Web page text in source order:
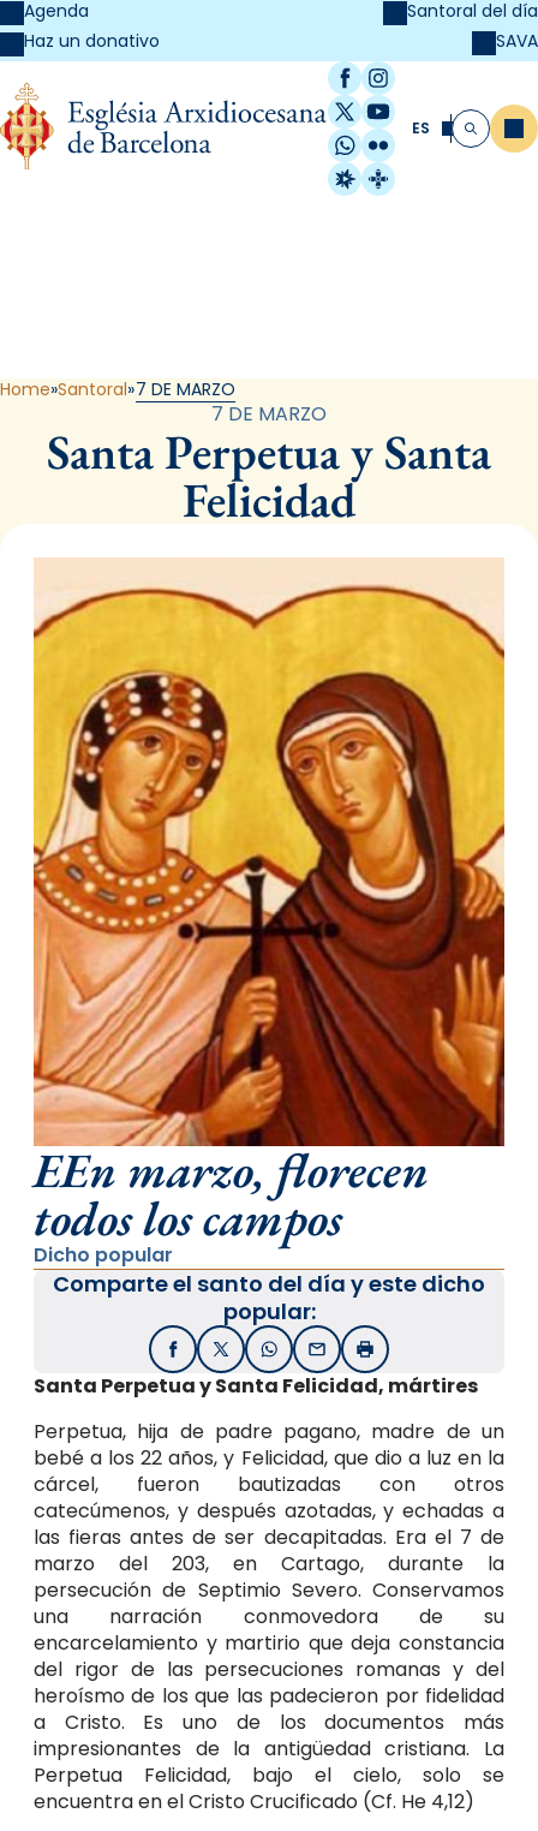
Agenda
Haz un donativo
Santoral del día
SAVA
Facebook
Instagram
X / Twitter
YouTube
WhatsApp
Flickr
Radio Estel
Catalunya
ES Buscar
Home Santoral 7 DE MARZO
7 DE MARZO
Santa Perpetua y Santa
Felicidad
EEn marzo, florecen
todos los campos
Dicho popular
Comparte el santo del día y este dicho
popular:
FacebookX / TwitterWhatsApp
EmailImprimir
Santa Perpetua y Santa Felicidad, mártires
Perpetua, hija de padre pagano, madre de un
bebé a los 22 años, y Felicidad, que dio a luz en la
cárcel, fueron bautizadas con otros
catecúmenos, y después azotadas, y echadas a
las fieras antes de ser decapitadas. Era el 7 de
marzo del 203, en Cartago, durante la
persecución de Septimio Severo. Conservamos
una narración conmovedora de su
encarcelamiento y martirio que deja constancia
del rigor de las persecuciones romanas y del
heroísmo de los que las padecieron por fidelidad
a Cristo. Es uno de los documentos más
impresionantes de la antigüedad cristiana. La
Perpetua Felicidad, bajo el cielo, solo se
encuentra en el Cristo Crucificado (Cf. He 4,12)